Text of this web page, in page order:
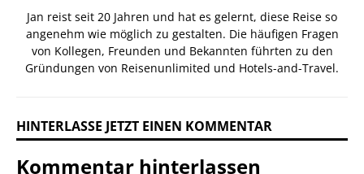
Jan reist seit 20 Jahren und hat es gelernt, diese Reise so
angenehm wie möglich zu gestalten. Die häufigen Fragen
von Kollegen, Freunden und Bekannten führten zu den
Gründungen von Reisenunlimited und Hotels-and-Travel.
HINTERLASSE JETZT EINEN KOMMENTAR
Kommentar hinterlassen